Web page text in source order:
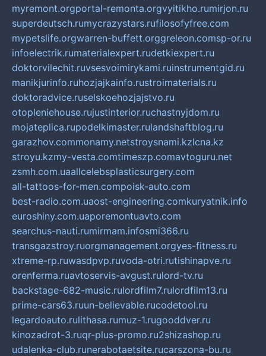
myremont.orgportal-remonta.orgvyitikho.rumirjon.ru
superdeutsch.rumycrazystars.rufilosofyfree.com
mypetslife.orgwarren-buffett.orggreleon.comsp-or.ru
infoelectrik.rumaterialexpert.rudetkiexpert.ru
doktorvilechit.ruvsesvoimirykami.ruinstrumentgid.ru
manikjurinfo.ruhozjajkainfo.rustroimaterials.ru
doktoradvice.ruselskoehozjajstvo.ru
otopleniehouse.rujustinterior.ruchastnyjdom.ru
mojateplica.rupodelkimaster.rulandshaftblog.ru
garazhov.commonamy.netstroysnami.kzlcna.kz
stroyu.kzmy-vesta.comtimeszp.comavtoguru.net
zsmh.com.uaallcelebsplasticsurgery.com
all-tattoos-for-men.compoisk-auto.com
best-radio.com.uaost-engineering.comkuryatnik.info
euroshiny.com.uaporemontuavto.com
searchus-nauti.rumirmam.infosmi366.ru
transgazstroy.ruorgmanagement.orgyes-fitness.ru
xtreme-rp.ruwasdpvp.ruvoda-otri.rutishinapve.ru
orenferma.ruavtoservis-avgust.rulord-tv.ru
backstage-682-music.rulordfilm7.rulordfilm13.ru
prime-cars63.ruun-believable.rucodetool.ru
legardoauto.rulithasa.rumuz-1.rugooddver.ru
kinozadrot-3.ruqr-plus-promo.ru2shizashop.ru
udalenka-club.runerabotaetsite.rucarszona-bu.ru